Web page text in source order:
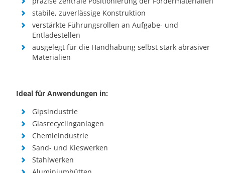
stabile, zuverlässige Konstruktion
verstärkte Führungsrollen an Aufgabe- und
Entladestellen
ausgelegt für die Handhabung selbst stark abrasiver
Materialien
Ideal für Anwendungen in:
Gipsindustrie
Glasrecyclinganlagen
Chemieindustrie
Sand- und Kieswerken
Stahlwerken